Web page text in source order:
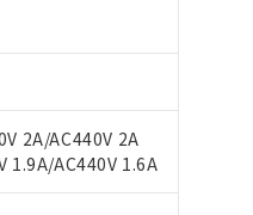
2A/AC440V 2A
1.9A/AC440V 1.6A
況および標準価格(税抜)を提
外となる商品もあることをご
と判明した場合などやむを得
下、
ポリ臭化ジフェニルエーテル類
。
易法に定める商品（以下｢規制
の輸出許可(または役務取引許
、違法に輸出されないよう必